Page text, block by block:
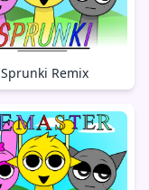
Sprunki Remix